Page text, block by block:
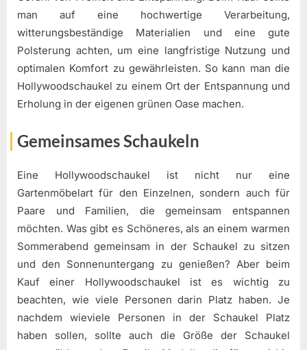
man auf eine hochwertige Verarbeitung,
witterungsbeständige Materialien und eine gute
Polsterung achten, um eine langfristige Nutzung und
optimalen Komfort zu gewährleisten. So kann man die
Hollywoodschaukel zu einem Ort der Entspannung und
Erholung in der eigenen grünen Oase machen.
Gemeinsames Schaukeln
Eine Hollywoodschaukel ist nicht nur eine
Gartenmöbelart für den Einzelnen, sondern auch für
Paare und Familien, die gemeinsam entspannen
möchten. Was gibt es Schöneres, als an einem warmen
Sommerabend gemeinsam in der Schaukel zu sitzen
und den Sonnenuntergang zu genießen? Aber beim
Kauf einer Hollywoodschaukel ist es wichtig zu
beachten, wie viele Personen darin Platz haben. Je
nachdem wieviele Personen in der Schaukel Platz
haben sollen, sollte auch die Größe der Schaukel